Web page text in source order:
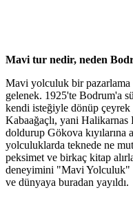
Mavi tur nedir, neden
Mavi yolculuk bir
gelenek. 1925'te Bodrum'a
kendi isteğiyle dönüp çeyrek
Kabaağaçlı, yani Halikarnas
doldurup Gökova kıyılarına
yolculuklarda teknede ne
peksimet ve birkaç kitap
deneyimini "Mavi Yolculuk"
ve dünyaya buradan yayıldı.